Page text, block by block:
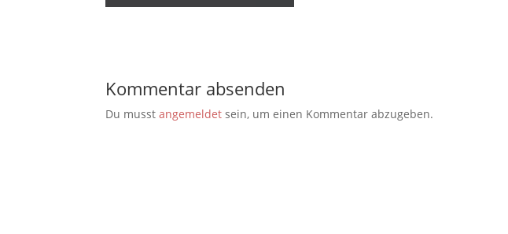
Kommentar absenden
Du musstangemeldet sein, um einen Kommentar abzugeben.